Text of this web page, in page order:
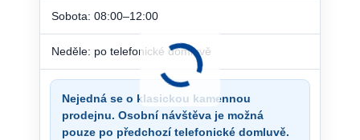
Sobota: 08:00–12:00
Neděle: po telefonické domluvě
Nejedná se o klasickou kamennou
prodejnu. Osobní návštěva je možná
pouze po předchozí telefonické domluvě.